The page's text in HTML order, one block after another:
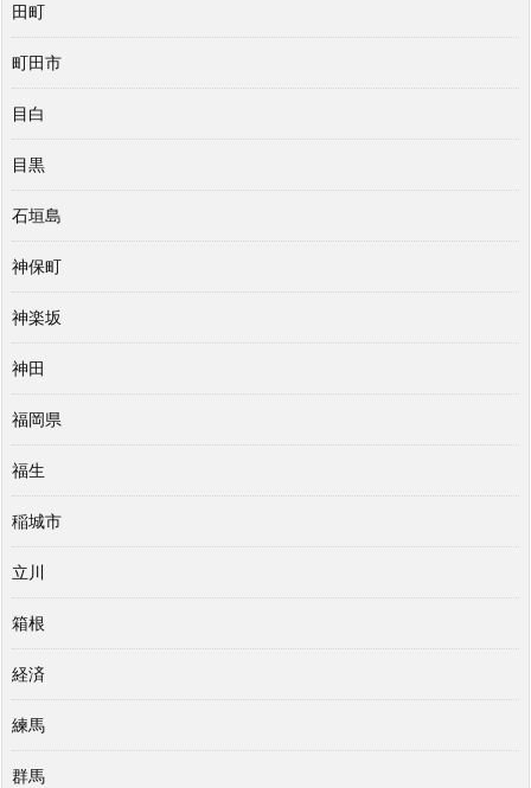
田町
町田市
目白
目黒
石垣島
神保町
神楽坂
神田
福岡県
福生
稲城市
立川
箱根
経済
練馬
群馬